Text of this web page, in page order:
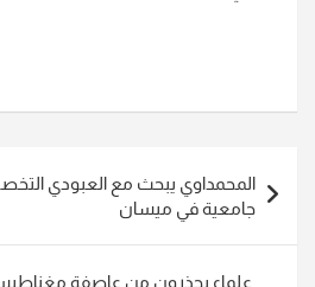
المقالات
المحمداوي يبحث مع العبودي
جامعية في ميسان
علماء يحذرون من عاصفة